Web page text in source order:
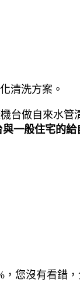
清洗方案。
台做自來水
一般住宅的給
您沒有看錯